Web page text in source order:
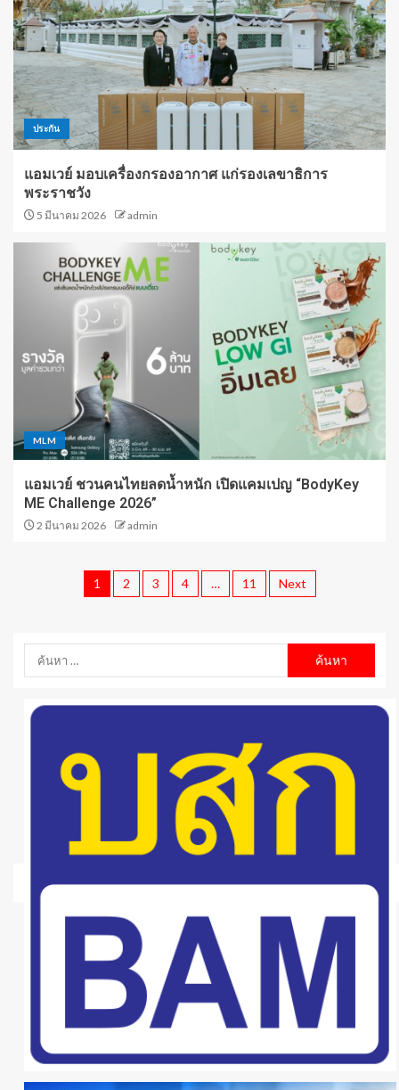
ประกัน
แอมเวย์ มอบเครื่องกรองอากาศ แก่รองเลขาธิการ
พระราชวัง
5 มีนาคม 2026 admin
MLM
แอมเวย์ ชวนคนไทยลดน้ำหนัก เปิดแคมเปญ “BodyKey
ME Challenge 2026”
2 มีนาคม 2026 admin
1 2 3 4 … 11 Next